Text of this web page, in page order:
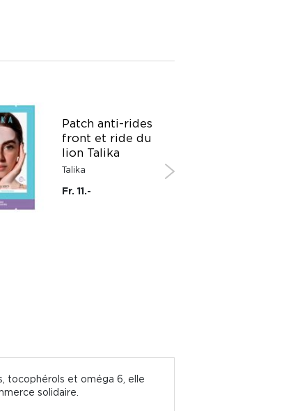
Patch anti-rides
front et ride du
lion Talika
Talika
Fr. 11.-
tocophérols et oméga 6, elle
solidaire.